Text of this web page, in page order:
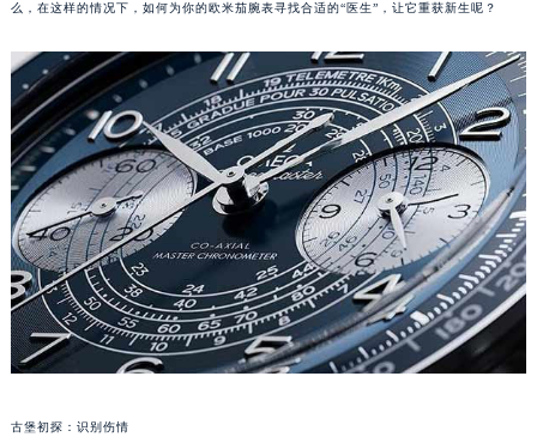
么，在这样的情况下，如何为你的欧米茄腕表寻找合适的“医生”，让它重获新生呢？
古堡初探：识别伤情